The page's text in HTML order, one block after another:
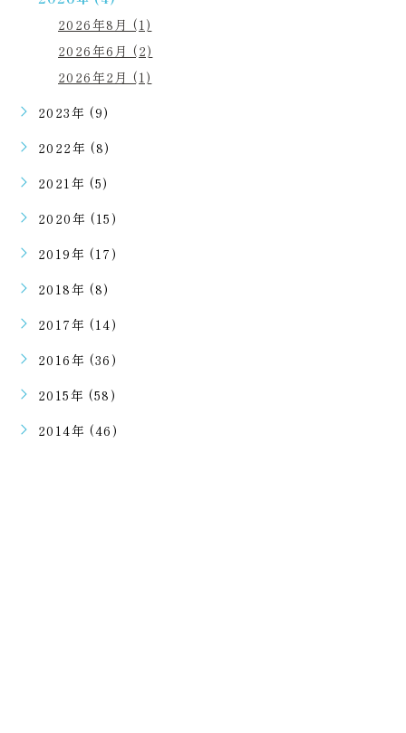
2026年8月 (1)
2026年6月 (2)
2026年2月 (1)
2023年 (9)
2022年 (8)
2021年 (5)
2020年 (15)
2019年 (17)
2018年 (8)
2017年 (14)
2016年 (36)
2015年 (58)
2014年 (46)